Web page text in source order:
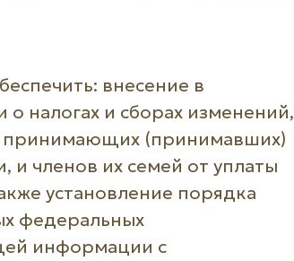
внесение в
налогах и сборах изменений,
принимающих (принимавших)
и членов их семей от уплаты
установление порядка
федеральных
информации с